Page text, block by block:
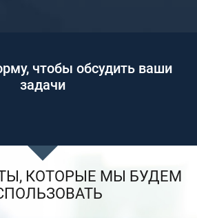
чтобы обсудить ваши
задачи
КОТОРЫЕ МЫ БУДЕМ